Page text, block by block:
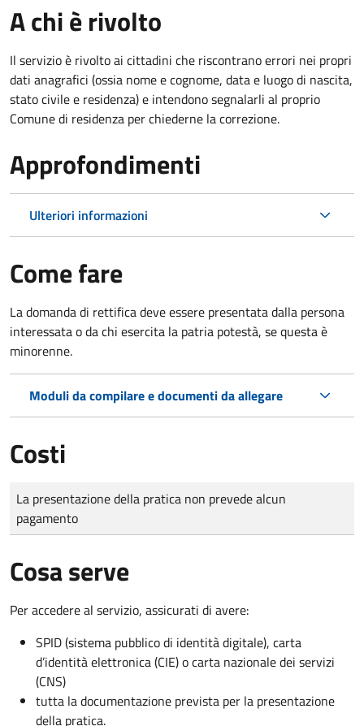
A chi è rivolto
Il servizio è rivolto ai cittadini che riscontrano errori nei propri
dati anagrafici (ossia nome e cognome, data e luogo di nascita,
stato civile e residenza) e intendono segnalarli al proprio
Comune di residenza per chiederne la correzione.
Approfondimenti
Ulteriori informazioni
Come fare
La domanda di rettifica deve essere presentata dalla persona
interessata oda chi esercita la patria potestà, se questa è
minorenne.
Moduli da compilare e documenti da allegare
Costi
Tipo di pagamento
Importo
La presentazione della pratica non prevede alcun
pagamento
Cosa serve
Per accedere al servizio, assicurati di avere:
SPID (sistema pubblico di identità digitale), carta
d’identità elettronica (CIE) o carta nazionale dei servizi
(CNS)
tutta la documentazione prevista per la presentazione
della pratica.